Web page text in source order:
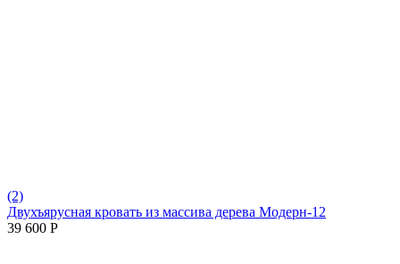
(2)
Двухъярусная кровать из массива дерева Модерн-12
39 600 Р